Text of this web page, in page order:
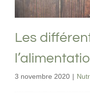
Les
3 novembre 2020 |